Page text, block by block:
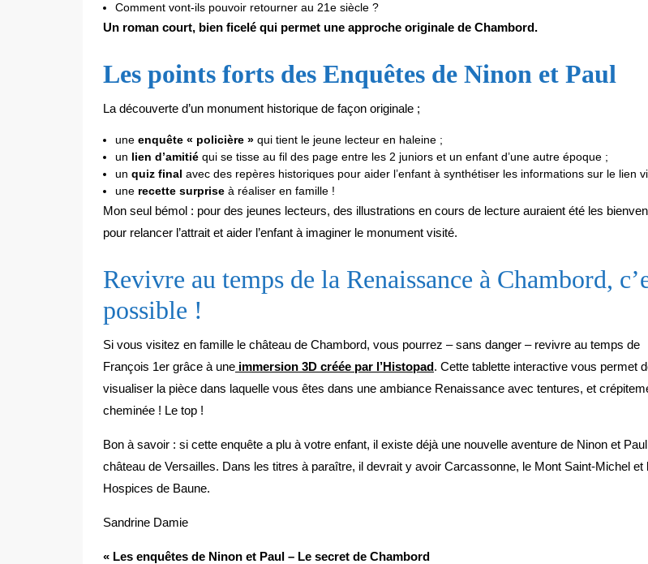
Comment vont-ils pouvoir retourner au 21e siècle ?
Un roman court, bien ficelé qui permet une approche originale de Chambord.
Les points forts des Enquêtes de Ninon et Paul
La découverte d’un monument historique de façon originale ;
une enquête « policière » qui tient le jeune lecteur en haleine ;
un lien d’amitié qui se tisse au fil des page entre les 2 juniors et un enfant d’une autre époque ;
un quiz final avec des repères historiques pour aider l’enfant à synthétiser les informations sur le lien
une recette surprise à réaliser en famille !
Mon seul bémol : pour des jeunes lecteurs, des illustrations en cours de lecture auraient été les
pour relancer l’attrait et aider l’enfant à imaginer le monument visité.
Revivre au temps de la Renaissance à Chambord,
possible !
Si vous visitez en famille le château de Chambord, vous pourrez – sans danger – revivre au temps de
François 1er grâce à une immersion 3D créée par l’Histopad. Cette tablette interactive vous permet
visualiser la pièce dans laquelle vous êtes dans une ambiance Renaissance avec tentures, et
cheminée ! Le top !
Bon à savoir : si cette enquête a plu à votre enfant, il existe déjà une nouvelle aventure de Ninon et
château de Versailles. Dans les titres à paraître, il devrait y avoir Carcassonne, le Mont Saint-Michel et
Hospices de Baune.
Sandrine Damie
« Les enquêtes de Ninon et Paul – Le secret de Chambord